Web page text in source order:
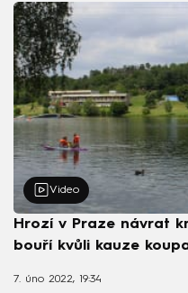
Video
Hrozí v Praze návrat
bouří kvůli kauze
7. úno 2022, 19:34